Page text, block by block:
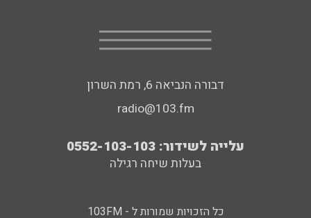
דבורה הנביאה 6, רמת השרון
radio@103.fm
עלייה לשידור: 0552-103-103
בעלות שיחה רגילה
כל הזכויות שמורות ל - 103FM